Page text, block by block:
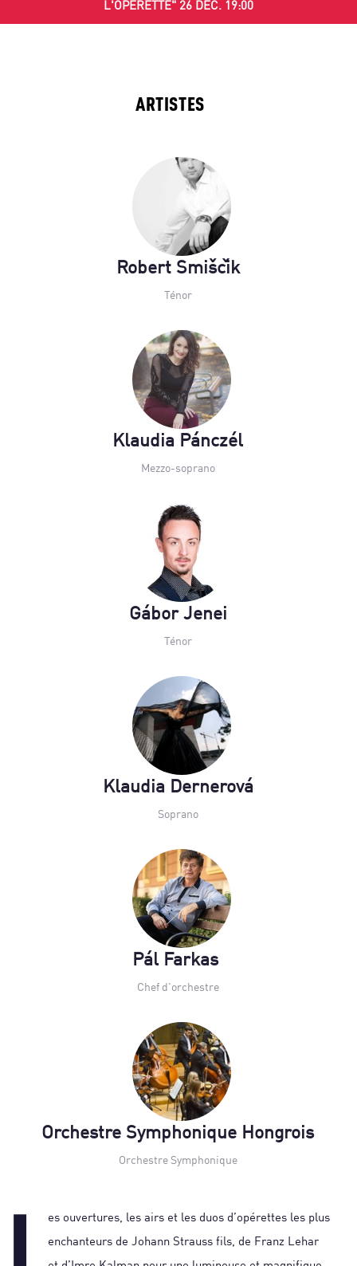
L'OPÉRETTE" 26 DÉC. 19:00
es ouvertures, les airs et les duos d’opérettes les plus
enchanteurs de Johann Strauss fils, de Franz Lehar
ARTISTES
Robert Smiščik
Ténor
Klaudia Pánczél
Mezzo-soprano
Gábor Jenei
Ténor
Klaudia Dernerová
Soprano
Pál Farkas
Chef d'orchestre
Orchestre Symphonique Hongrois
Orchestre Symphonique